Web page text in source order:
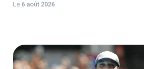
Le 6 août 2026